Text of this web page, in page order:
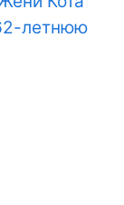
летнюю